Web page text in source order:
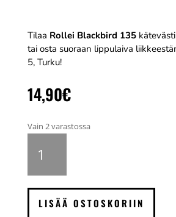
Tilaa Rollei Blackbird 135
tai osta suoraan lippulaiva
5, Turku!
14,90€
Vain 2 varastossa
Blackbird
määrä
LISÄÄ OSTOSKORIIN